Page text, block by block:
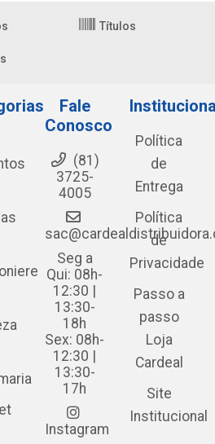
Títulos
Fale
Conosco
(81)
3725-
4005
Seg a
Qui: 08h-
12:30 |
13:30-
18h
Sex: 08h-
12:30 |
13:30-
17h
Instagram
Política
de
Entrega
Política
de
Privacidade
Passo a
passo
Loja
Cardeal
Site
Institucional